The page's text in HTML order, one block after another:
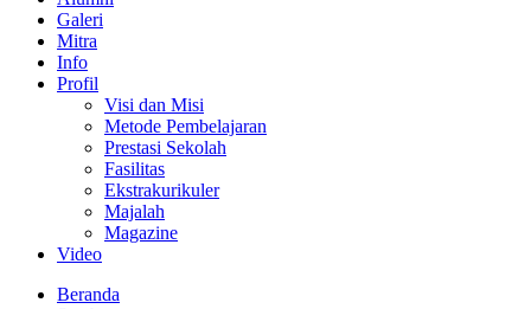
Galeri
Mitra
Info
Profil
Visi dan Misi
Metode Pembelajaran
Prestasi Sekolah
Fasilitas
Ekstrakurikuler
Majalah
Magazine
Video
Beranda